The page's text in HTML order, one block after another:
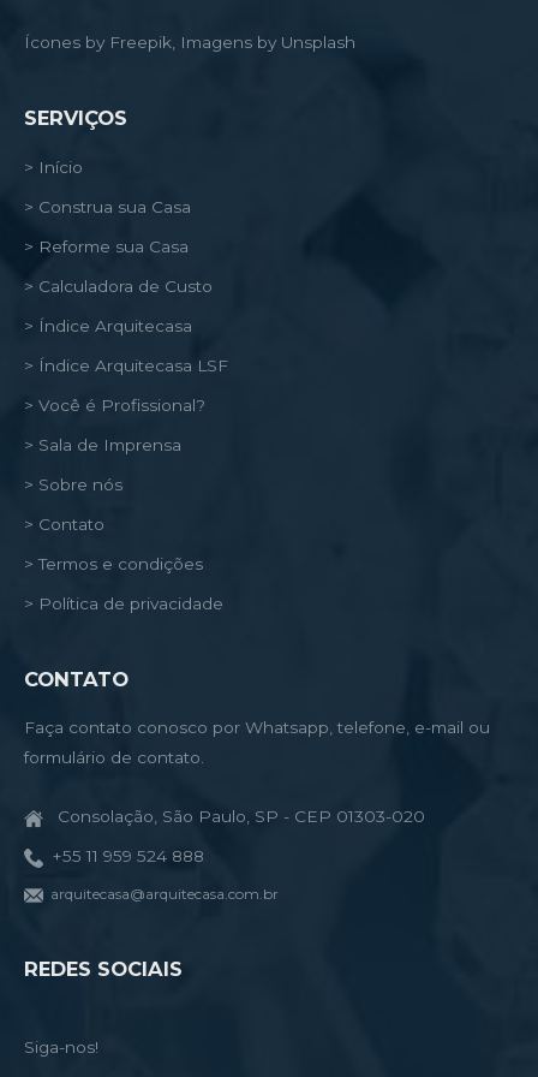
Ícones by Freepik, Imagens by Unsplash
SERVIÇOS
> Início
> Construa sua Casa
> Reforme sua Casa
> Calculadora de Custo
> Índice Arquitecasa
> Índice Arquitecasa LSF
> Você é Profissional?
> Sala de Imprensa
> Sobre nós
> Contato
> Termos e condições
> Política de privacidade
CONTATO
Faça contato conosco por Whatsapp, telefone, e-mail ou
formulário de contato.
Consolação, São Paulo, SP - CEP 01303-020
+55 11 959 524 888
arquitecasa@arquitecasa.com.br
REDES SOCIAIS
Siga-nos!